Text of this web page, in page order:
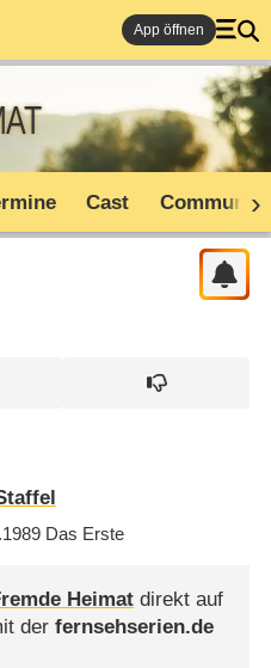
App öffnen
Cast Community
Das Erste
Heimatdirekt auf
der fernsehserien.de